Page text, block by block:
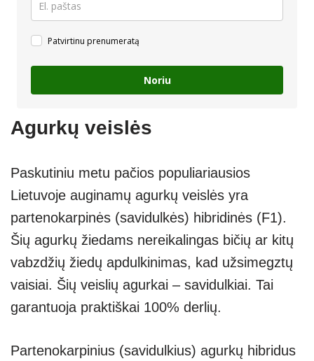
Patvirtinu prenumeratą
Noriu
Agurkų veislės
Paskutiniu metu pačios populiariausios
Lietuvoje auginamų agurkų veislės yra
partenokarpinės (savidulkės) hibridinės (F1).
Šių agurkų žiedams nereikalingas bičių ar kitų
vabzdžių žiedų apdulkinimas, kad užsimegztų
vaisiai. Šių veislių agurkai – savidulkiai. Tai
garantuoja praktiškai 100% derlių.
Partenokarpinius (savidulkius) agurkų hibridus